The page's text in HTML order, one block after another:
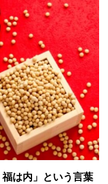
は内」という言葉